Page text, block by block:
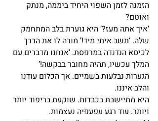
הזמנה לזמן השפוי היחיד ביממה, מנתק
ואוטם?
‘איך אתה מעז?’ היא גוערת בלב המתחמק
שלה. ‘תשב איתי מיד!’ מורה לו את הדרך
לכיסא הנדנדה במרפסת. ‘אנחנו מדברים עם
המלך עכשיו, תהיה מחובר בבקשה!’
הגערות נבלעות בשמיים. אך הכלום עודנו
והלב איננו.
היא מתיישבת בכבדות. שוקעת בריפוד יותר
ויותר. עוד רגע עפעפיה נעצמות.